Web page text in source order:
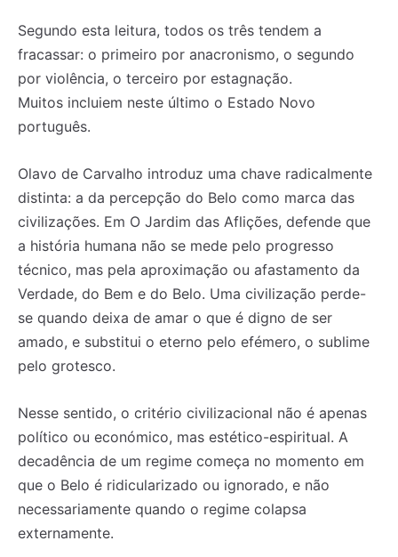
Segundo esta leitura, todos os três tendem a
fracassar: o primeiro por anacronismo, o segundo
por violência, o terceiro por estagnação.
Muitos incluiem neste último o Estado Novo
português.
Olavo de Carvalho introduz uma chave radicalmente
distinta: a da percepção do Belo como marca das
civilizações. Em O Jardim das Aflições, defende que
a história humana não se mede pelo progresso
técnico, mas pela aproximação ou afastamento da
Verdade, do Bem e do Belo. Uma civilização perde-
se quando deixa de amar o que é digno de ser
amado, e substitui o eterno pelo efémero, o sublime
pelo grotesco.
Nesse sentido, o critério civilizacional não é apenas
político ou económico, mas estético-espiritual. A
decadência de um regime começa no momento em
que o Belo é ridicularizado ou ignorado, e não
necessariamente quando o regime colapsa
externamente.